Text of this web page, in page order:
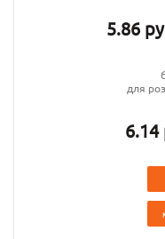
5.86
для
6.14